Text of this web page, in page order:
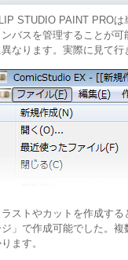
STUDIO PAINT PRO
バスを管理することが
なります。実際に見て行
ストやカットを作成す
」で作成可能でした。
ます。